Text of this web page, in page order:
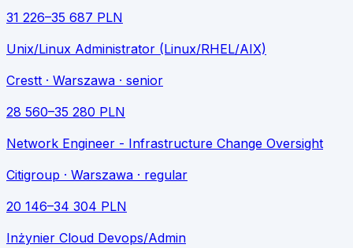
31 226–35 687 PLN
Unix/Linux Administrator (Linux/RHEL/AIX)
Crestt · Warszawa · senior
28 560–35 280 PLN
Network Engineer - Infrastructure Change Oversight
Citigroup · Warszawa · regular
20 146–34 304 PLN
Inżynier Cloud Devops/Admin